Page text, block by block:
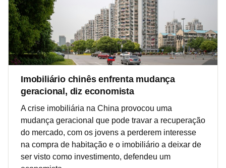
Imobiliário chinês enfrenta mudança
geracional, diz economista
A crise imobiliária na China provocou uma
mudança geracional que pode travar a recuperação
do mercado, com os jovens a perderem interesse
na compra de habitação e o imobiliário a deixar de
ser visto como investimento, defendeu um